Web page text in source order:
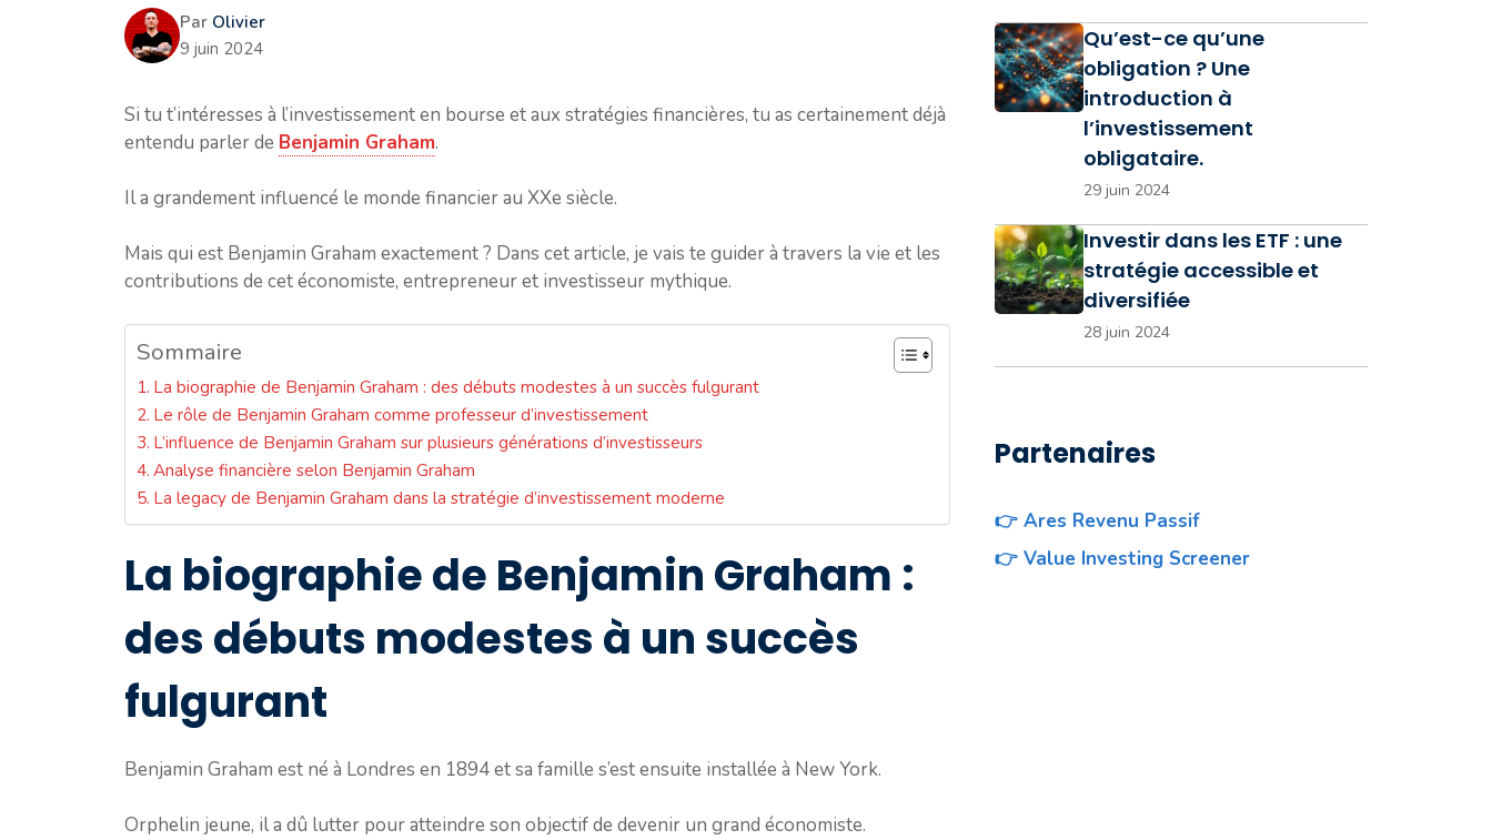
Par Olivier
9 juin 2024
Si tu t’intéresses à l’investissement en bourse et aux stratégies financières, tu as certainement déjà
entendu parler de Benjamin Graham.
Il a grandement influencé le monde financier au XXe siècle.
Mais qui est Benjamin Graham exactement ? Dans cet article, je vais te guider à travers la vie et les
contributions de cet économiste, entrepreneur et investisseur mythique.
Sommaire
La biographie de Benjamin Graham : des débuts modestes à un succès fulgurant
Le rôle de Benjamin Graham comme professeur d’investissement
L’influence de Benjamin Graham sur plusieurs générations d’investisseurs
Analyse financière selon Benjamin Graham
La legacy de Benjamin Graham dans la stratégie d’investissement moderne
La biographie de Benjamin Graham :
des débuts modestes à un succès
fulgurant
Benjamin Graham est né à Londres en 1894 et sa famille s’est ensuite installée à New York.
Orphelin jeune, il a dû lutter pour atteindre son objectif de devenir un grand économiste.
Qu’est-ce qu’une
obligation ? Une
introduction à
l’investissement
obligataire.
29 juin 2024
Investir dans les ETF : une
stratégie accessible et
diversifiée
28 juin 2024
Partenaires
👉 Ares Revenu Passif
👉 Value Investing Screener